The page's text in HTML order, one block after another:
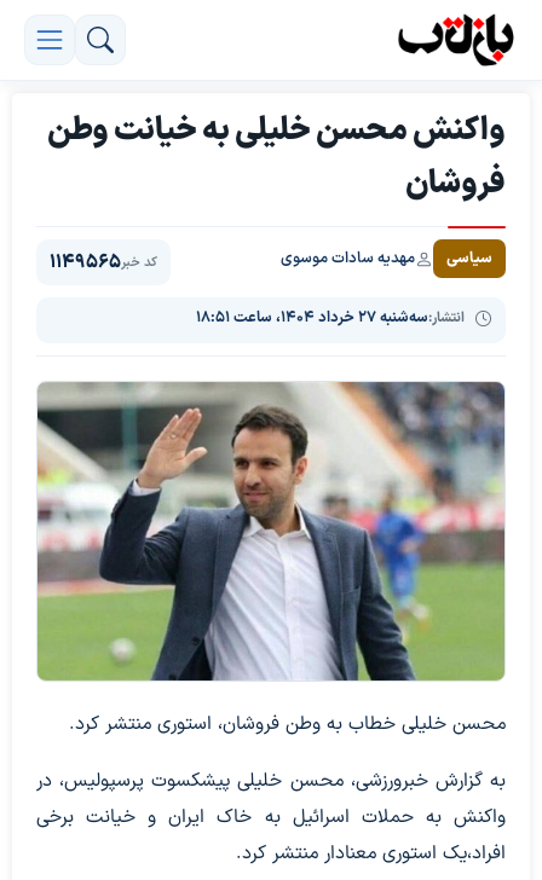
واکنش محسن خلیلی به خیانت وطن
فروشان
سیاسی مهدیه سادات موسوی
انتشار:سه‌شنبه ۲۷ خرداد ۱۴۰۴، ساعت ۱۸:۵۱
کد خبر1149565
محسن خلیلی خطاب به وطن فروشان، استوری منتشر کرد.
به گزارش خبرورزشی، محسن خلیلی پیشکسوت پرسپولیس، در
واکنش به حملات اسرائیل به خاک ایران و خیانت برخی
افراد،یک استوری معنادار منتشر کرد.